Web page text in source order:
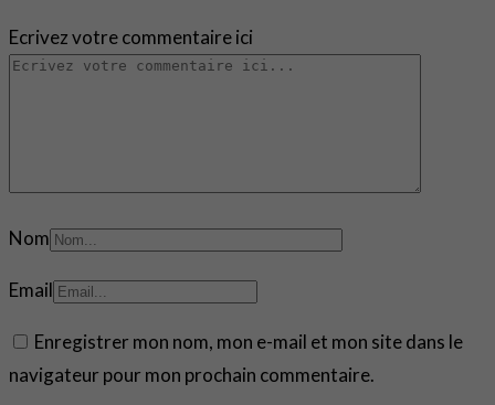
Ecrivez votre commentaire ici
Nom
Email
Enregistrer mon nom, mon e-mail et mon site dans le
navigateur pour mon prochain commentaire.